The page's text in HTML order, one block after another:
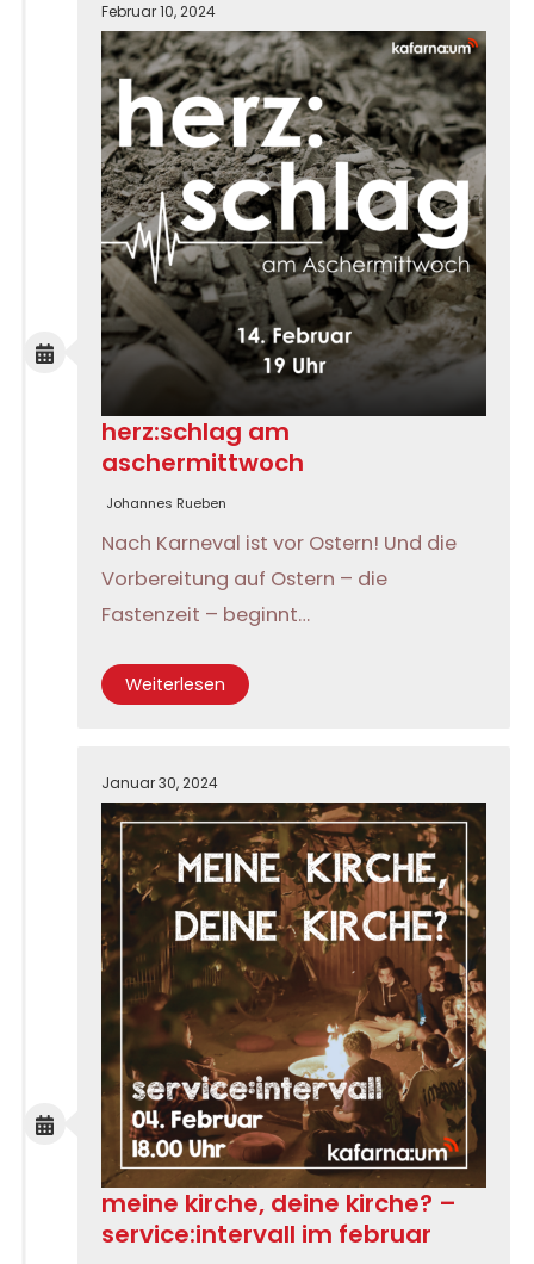
Februar 10, 2024
herz:schlag am
aschermittwoch
Johannes Rueben
Nach Karneval ist vor Ostern! Und die
Vorbereitung auf Ostern – die
Fastenzeit – beginnt…
Weiterlesen
Januar 30, 2024
meine kirche, deine kirche? –
service:intervall im februar